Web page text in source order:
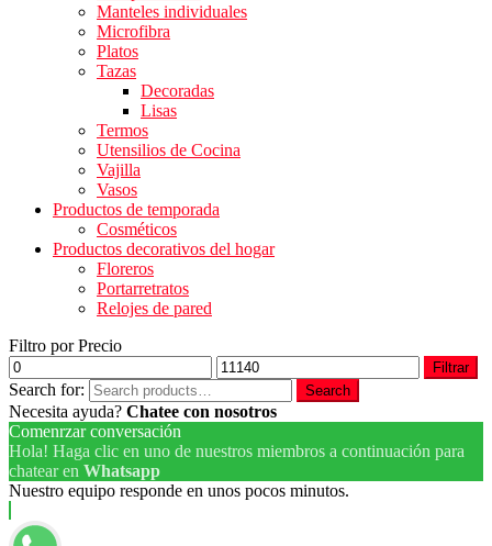
Manteles individuales
Microfibra
Platos
Tazas
Decoradas
Lisas
Termos
Utensilios de Cocina
Vajilla
Vasos
Productos de temporada
Cosméticos
Productos decorativos del hogar
Floreros
Portarretratos
Relojes de pared
Filtro por Precio
Filtrar
Search for: Search
Necesita ayuda? Chatee con nosotros
Comenrzar conversación
Hola! Haga clic en uno de nuestros miembros a continuación para
chatear en Whatsapp
Nuestro equipo responde en unos pocos minutos.